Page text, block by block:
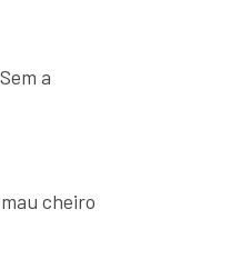
a
cheiro